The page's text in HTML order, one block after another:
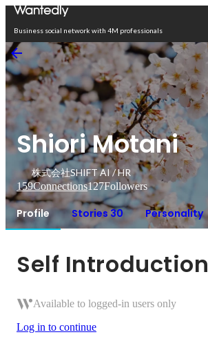
Business social network with 4M professionals
Shiori Motani
株式会社SHIFT AI / HR
159Connections127Followers
Profile Stories 30 Personality
Self Introduction
Available to logged-in users only
Log in to continue